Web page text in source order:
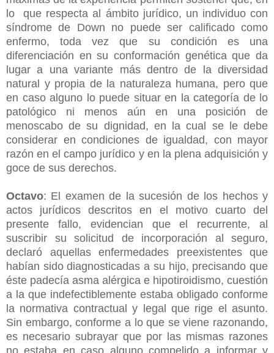
lo que respecta al ámbito jurídico, un individuo con
síndrome de Down no puede ser calificado como
enfermo, toda vez que su condición es una
diferenciación en su conformación genética que da
lugar a una variante más dentro de la diversidad
natural y propia de la naturaleza humana, pero que
en caso alguno lo puede situar en la categoría de lo
patológico ni menos aún en una posición de
menoscabo de su dignidad, en la cual se le debe
considerar en condiciones de igualdad, con mayor
razón en el campo jurídico y en la plena adquisición y
goce de sus derechos.
Octavo: El examen de la sucesión de los hechos y
actos jurídicos descritos en el motivo cuarto del
presente fallo, evidencian que el recurrente, al
suscribir su solicitud de incorporación al seguro,
declaró aquellas enfermedades preexistentes que
habían sido diagnosticadas a su hijo, precisando que
éste padecía asma alérgica e hipotiroidismo, cuestión
a la que indefectiblemente estaba obligado conforme
la normativa contractual y legal que rige el asunto.
Sin embargo, conforme a lo que se viene razonando,
es necesario subrayar que por las mismas razones
no estaba en caso alguno compelido a informar y